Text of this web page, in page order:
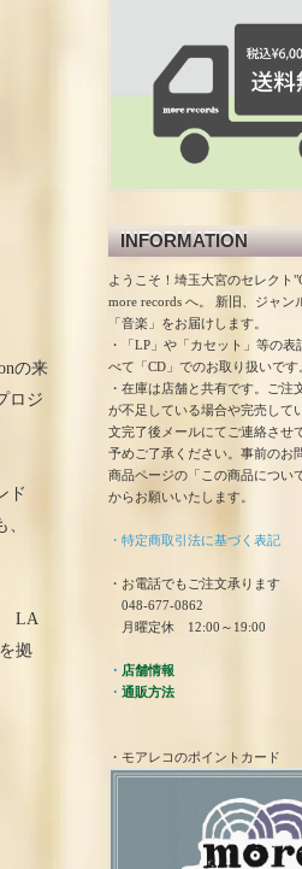
の来
ロジ
ド
LA
拠
INFORMATION
ようこそ！埼玉大宮のセレクト
more records へ。 新旧、ジャン
「音楽」をお届けします。
・「LP」や「カセット」等の
べて「CD」でのお取り扱いです
・在庫は店舗と共有です。ご注
が不足している場合や完売して
文完了後メールにてご連絡させ
予めご了承ください。事前のお
商品ページの「この商品につい
からお願いいたします。
・特定商取引法に基づく表記
・お電話でもご注文承ります
048-677-0862
月曜定休 12:00～19:00
・ 店舗情報
・ 通販方法
・モアレコのポイントカード